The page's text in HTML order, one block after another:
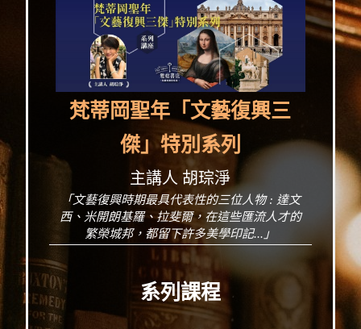
梵蒂岡聖年「文藝復興三
傑」特別系列
主講人 胡琮淨
「文藝復興時期最具代表性的三位人物 : 達文
西、米開朗基羅、拉斐爾，在這些匯流人才的
繁榮城邦，都留下許多美學印記...」
系列課程